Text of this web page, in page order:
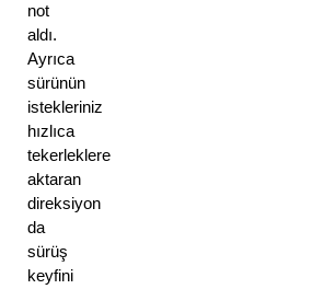
not
aldı.
Ayrıca
sürünün
istekleriniz
hızlıca
tekerleklere
aktaran
direksiyon
da
sürüş
keyfini